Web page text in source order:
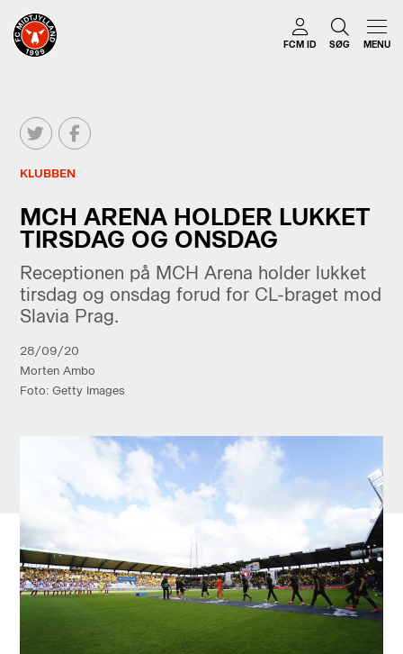
FCM ID SØG MENU
KLUBBEN
MCH ARENA HOLDER LUKKET
TIRSDAG OG ONSDAG
Receptionen på MCH Arena holder lukket
tirsdag og onsdag forud for CL-braget mod
Slavia Prag.
28/09/20
Morten Ambo
Foto: Getty Images